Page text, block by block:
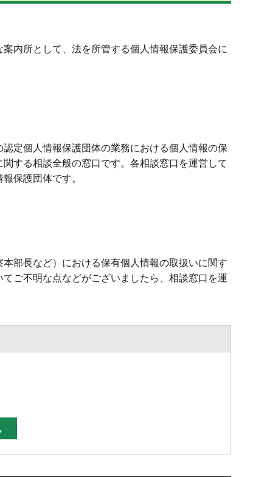
内所として、法を所管する個人情報保護委員会に
定個人情報保護団体の業務における個人情報の保
する相談全般の窓口です。各相談窓口を運営して
保護団体です。
部長など）における保有個人情報の取扱いに関す
ご不明な点などがございましたら、相談窓口を運